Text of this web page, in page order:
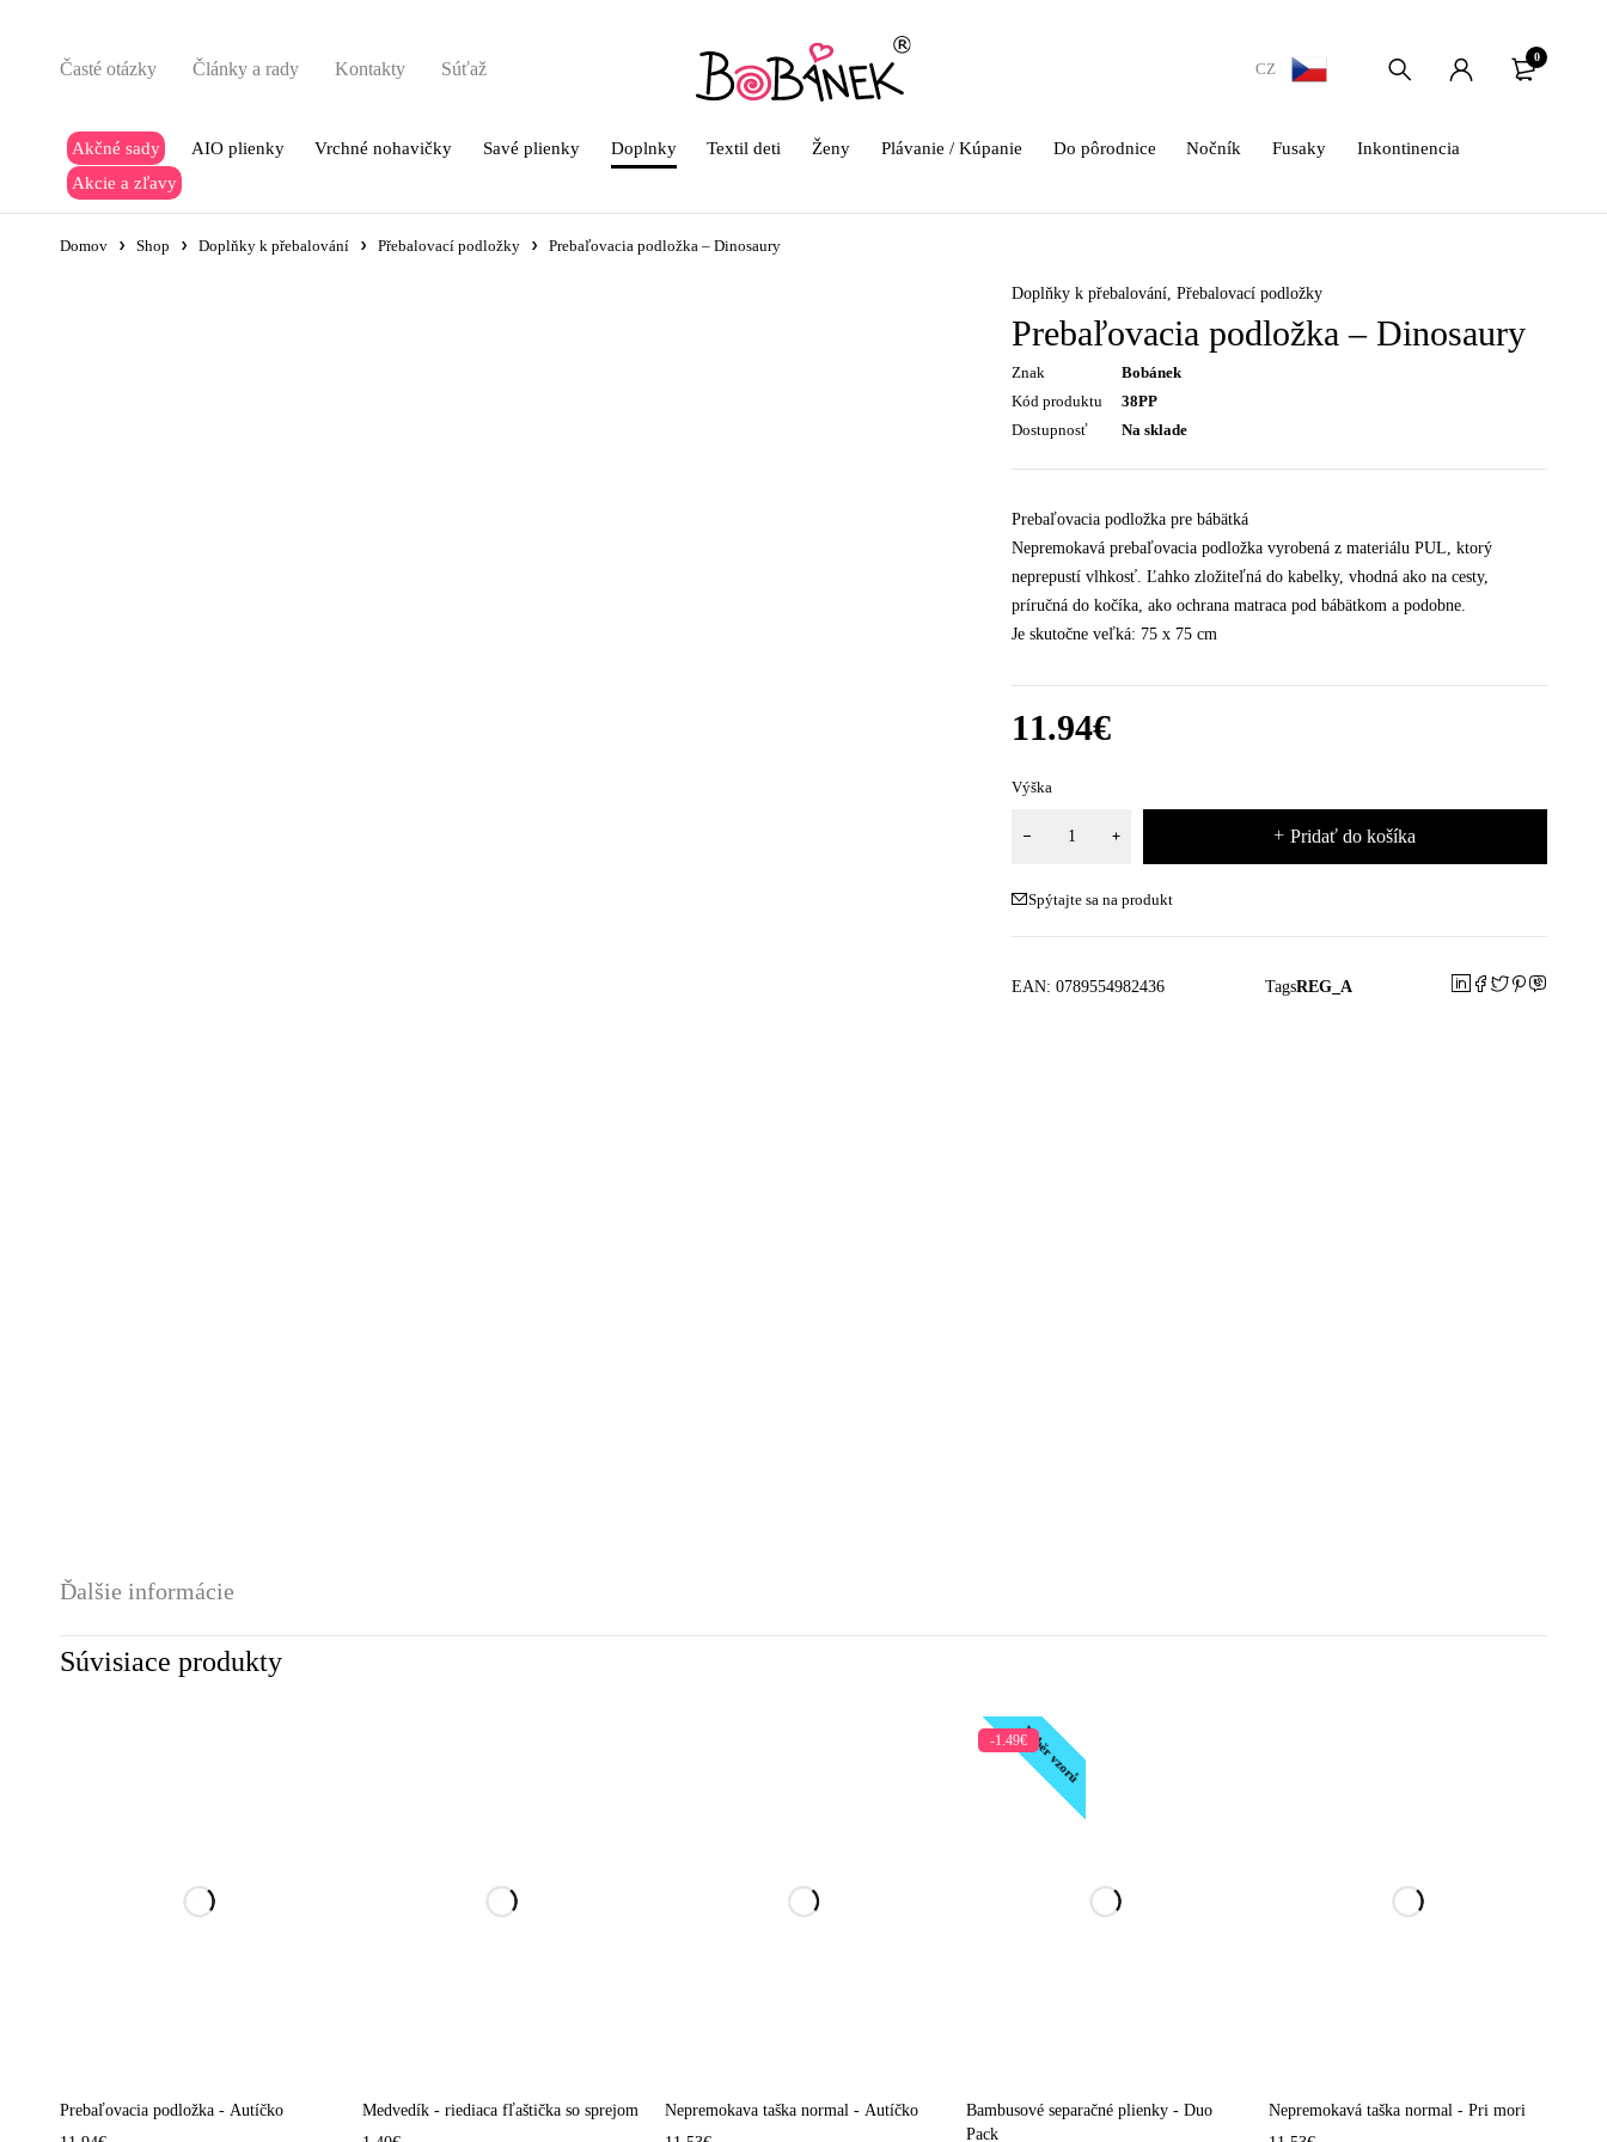
Časté otázky Články a rady Kontakty Súťaž CZ
0
Akčné sady AIO plienky Vrchné nohavičky Savé plienky Doplnky Textil deti Ženy Plávanie / Kúpanie Do pôrodnice Nočník Fusaky
Inkontinencia
Akcie a zľavy
Domov Shop Doplňky k přebalování Přebalovací podložky Prebaľovacia podložka – Dinosaury
Doplňky k přebalování,Přebalovací podložky
Prebaľovacia podložka – Dinosaury
Znak
Bobánek
Kód produktu
38PP
Dostupnosť
Na sklade
Prebaľovacia podložka pre bábätká
Nepremokavá prebaľovacia podložka vyrobená z materiálu PUL, ktorý
neprepustí vlhkosť. Ľahko zložiteľná do kabelky, vhodná ako na cesty,
príručná do kočíka, ako ochrana matraca pod bábätkom a podobne.
Je skutočne veľká: 75 x 75 cm
11.94€
Výška
Pridať do košíka
Spýtajte sa na produkt
EAN:0789554982436 TagsREG_A
Ďalšie informácie
Súvisiace produkty
Prebaľovacia podložka - Autíčko
Medvedík - riediaca fľaštička so sprejom
Nepremokava taška normal - Autíčko
Výběr vzorů
-1.49€
Bambusové separačné plienky - Duo
Pack
Nepremokavá taška normal - Pri mori